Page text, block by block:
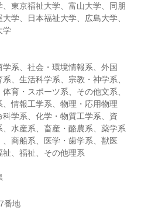
東京福祉大学、富山大学、同朋
学、日本福祉大学、広島大学、
学
系、社会・環境情報系、外国
、生活科学系、宗教・神学系、
育・スポーツ系、その他文系、
情報工学系、物理・応用物理
学系、化学・物質工学系、資
水産系、畜産・酪農系、薬学系
、商船系、医学・歯学系、獣医
、福祉、その他理系
番地